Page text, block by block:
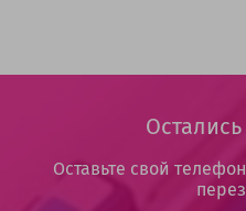
Оставьте свой